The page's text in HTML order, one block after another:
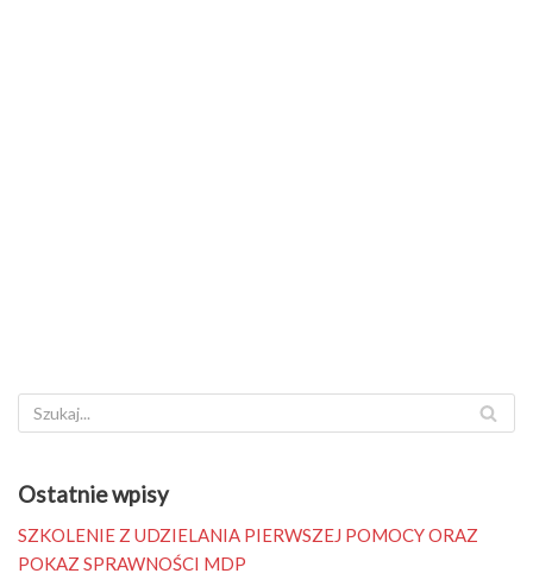
Ostatnie wpisy
SZKOLENIE Z UDZIELANIA PIERWSZEJ POMOCY ORAZ
POKAZ SPRAWNOŚCI MDP